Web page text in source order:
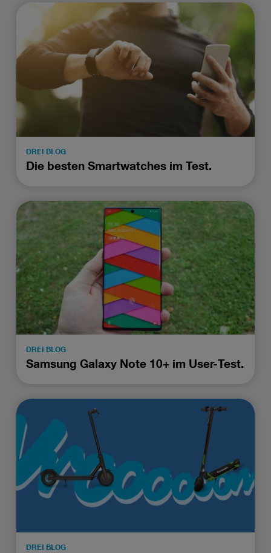
DREI BLOG
Die besten Smartwatches im Test.
DREI BLOG
Samsung Galaxy Note 10+ im User-Test.
DREI BLOG